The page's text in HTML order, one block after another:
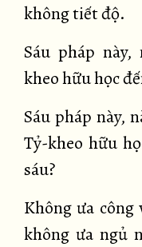
không tiết độ.
Sáu pháp này,
kheo hữu học
Sáu pháp này,
Tỷ-kheo hữu
sáu?
Không ưa công
không ưa ngủ